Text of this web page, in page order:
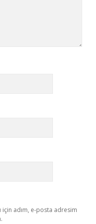
için adım, e-posta adresim